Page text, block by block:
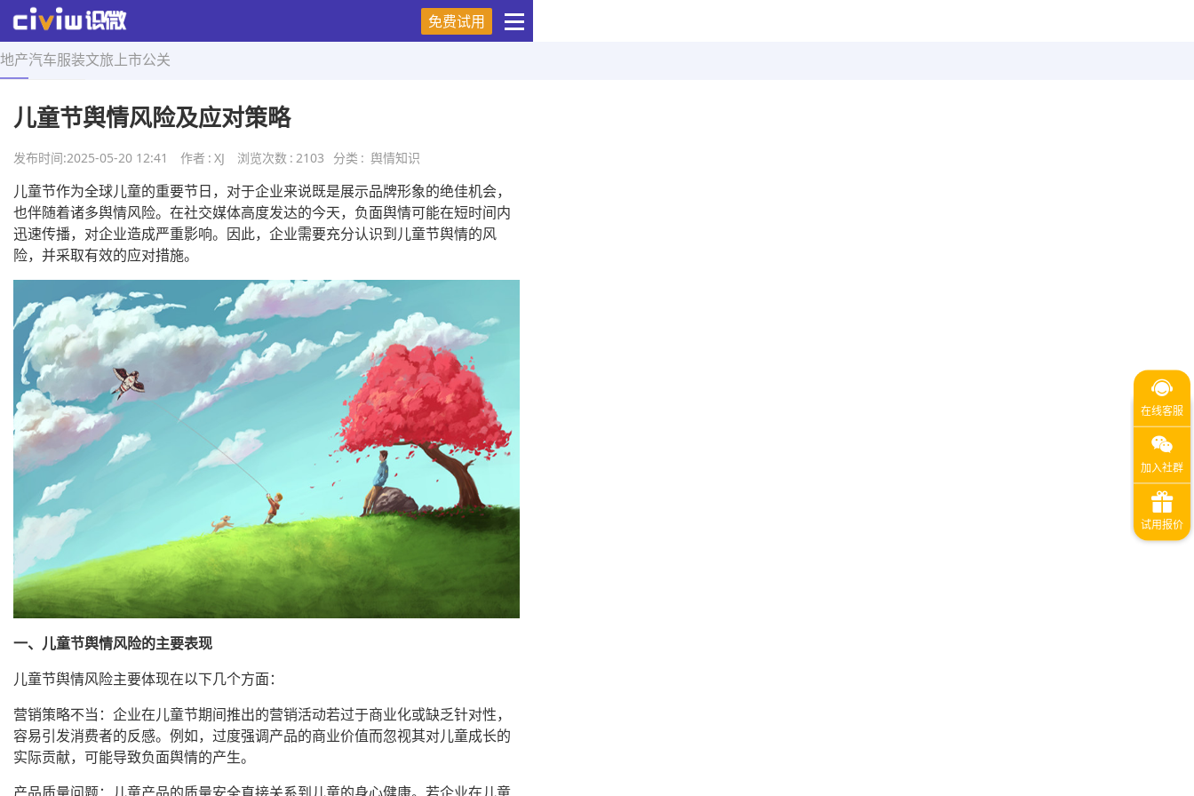
免费试用
地产汽车服装文旅 上市公关
首页 > 舆情知识 > 正文
儿童节舆情风险及应对策略
发布时间:2025-05-20 12:41 作者 : XJ 浏览次数 : 2103 分类 : 舆情知识
儿童节作为全球儿童的重要节日，对于企业来说既是展示品牌形象的绝佳机会，
也伴随着诸多舆情风险。在社交媒体高度发达的今天，负面舆情可能在短时间内
迅速传播，对企业造成严重影响。因此，企业需要充分认识到儿童节舆情的风
险，并采取有效的应对措施。
一、儿童节舆情风险的主要表现
儿童节舆情风险主要体现在以下几个方面：
营销策略不当：企业在儿童节期间推出的营销活动若过于商业化或缺乏针对性，
容易引发消费者的反感。例如，过度强调产品的商业价值而忽视其对儿童成长的
实际贡献，可能导致负面舆情的产生。